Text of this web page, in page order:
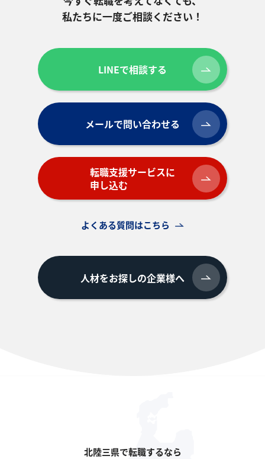
私たちに一度ご相談ください！
LINEで相談する
メールで問い合わせる
転職支援サービスに
申し込む
よくある質問はこちら
人材をお探しの企業様へ
北陸三県で転職するなら